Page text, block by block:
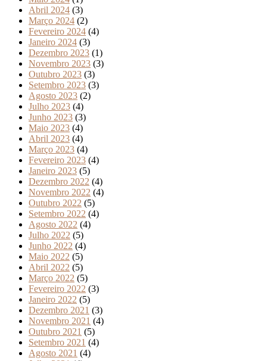
Abril 2024 (3)
Março 2024 (2)
Fevereiro 2024 (4)
Janeiro 2024 (3)
Dezembro 2023 (1)
Novembro 2023 (3)
Outubro 2023 (3)
Setembro 2023 (3)
Agosto 2023 (2)
Julho 2023 (4)
Junho 2023 (3)
Maio 2023 (4)
Abril 2023 (4)
Março 2023 (4)
Fevereiro 2023 (4)
Janeiro 2023 (5)
Dezembro 2022 (4)
Novembro 2022 (4)
Outubro 2022 (5)
Setembro 2022 (4)
Agosto 2022 (4)
Julho 2022 (5)
Junho 2022 (4)
Maio 2022 (5)
Abril 2022 (5)
Março 2022 (5)
Fevereiro 2022 (3)
Janeiro 2022 (5)
Dezembro 2021 (3)
Novembro 2021 (4)
Outubro 2021 (5)
Setembro 2021 (4)
Agosto 2021 (4)